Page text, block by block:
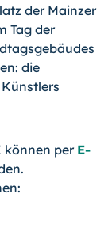
der Mainzer
Tag der
die
per E-